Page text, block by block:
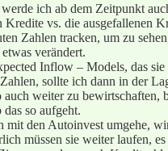
ich ab dem Zeitpunkt
Kredite vs. die ausgefallenen
Zahlen tracken, um zu
verändert.
Inflow – Models, das sie
sollte ich dann in der
auch weiter zu bewirtschaften,
das so aufgeht.
mit den Autoinvest umgehe,
müssen sie weiter laufen,